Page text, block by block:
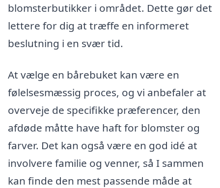
blomsterbutikker i området. Dette gør det
lettere for dig at træffe en informeret
beslutning i en svær tid.
At vælge en bårebuket kan være en
følelsesmæssig proces, og vi anbefaler at
overveje de specifikke præferencer, den
afdøde måtte have haft for blomster og
farver. Det kan også være en god idé at
involvere familie og venner, så I sammen
kan finde den mest passende måde at